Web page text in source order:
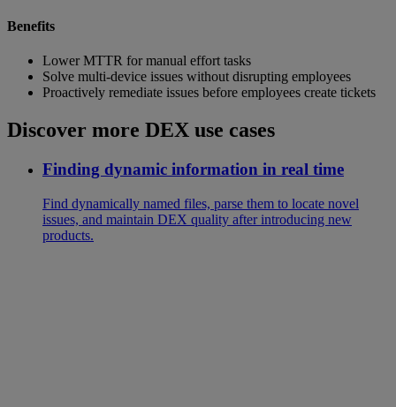
Benefits
Lower MTTR for manual effort tasks
Solve multi-device issues without disrupting employees
Proactively remediate issues before employees create tickets
Discover more DEX use cases
Finding dynamic information in real time
Find dynamically named files, parse them to locate novel
issues, and maintain DEX quality after introducing new
products.